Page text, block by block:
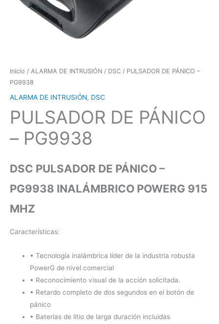
Inicio / ALARMA DE INTRUSIÓN / DSC / PULSADOR DE PÁNICO –
PG9938
ALARMA DE INTRUSIÓN, DSC
PULSADOR DE PÁNICO
– PG9938
DSC PULSADOR DE PÁNICO –
PG9938 INALÁMBRICO POWERG 915
MHZ
Características:
• Tecnología inalámbrica líder de la industria robusta
PowerG de nivel comercial
• Reconocimiento visual de la acción solicitada.
• Retardo completo de dos segundos en el botón de
pánico
• Baterías de litio de larga duración incluidas